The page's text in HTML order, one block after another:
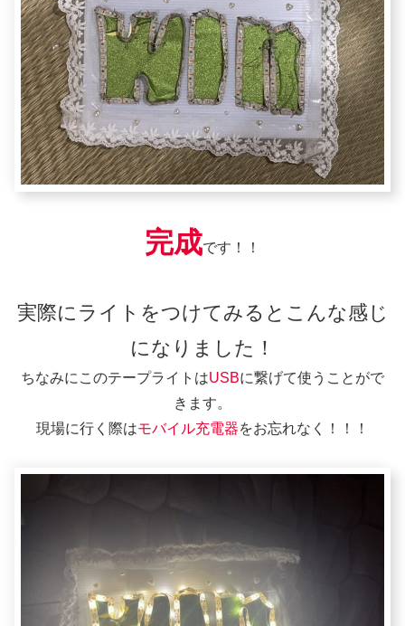
完成です！！
実際にライトをつけてみるとこんな感じ
になりました！
ちなみにこのテープライトはUSBに繋げて使うことがで
きます。
現場に行く際はモバイル充電器をお忘れなく！！！